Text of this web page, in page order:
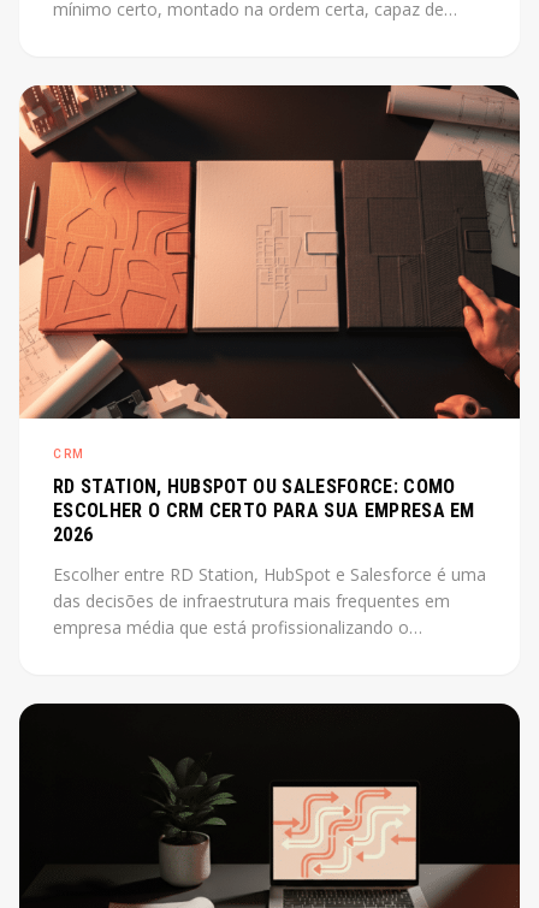
mínimo certo, montado na ordem certa, capaz de
agora.
CRM
RD STATION, HUBSPOT OU SALESFORCE: COMO
ESCOLHER O CRM CERTO PARA SUA EMPRESA EM
2026
Escolher entre RD Station, HubSpot e Salesforce é uma
das decisões de infraestrutura mais frequentes em
empresa média que está profissionalizando o
de uma das plataformas. Este post não tem esse
escolha certa para cada contexto.